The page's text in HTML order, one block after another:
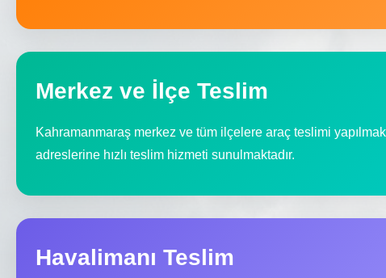
Merkez ve İlçe Teslim
Kahramanmaraş merkez ve tüm ilçelere araç teslimi
adreslerine hızlı teslim hizmeti sunulmaktadır.
Havalimanı Teslim